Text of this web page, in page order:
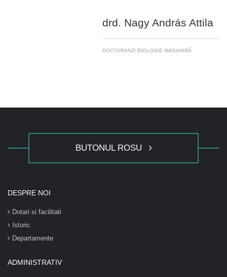
drd. Nagy András Attila
DOCTORANZI BIOLOGIE MAGHIARĂ
BUTONUL ROSU
DESPRE NOI
Dotari si facilitati
Istoric
Departamente
ADMINISTRATIV